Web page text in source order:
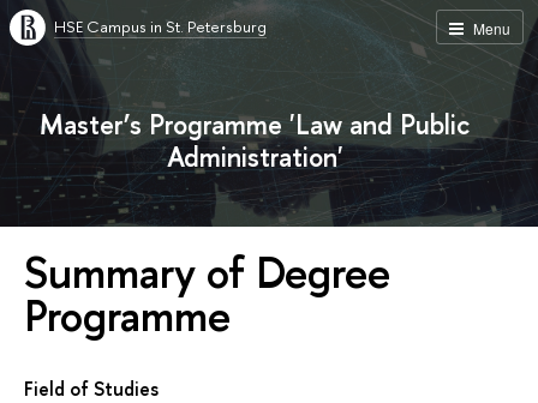
Menu
HSE Campus in St. Petersburg
Master’s Programme 'Law and Public
Administration'
Summary of Degree
Programme
Field of Studies